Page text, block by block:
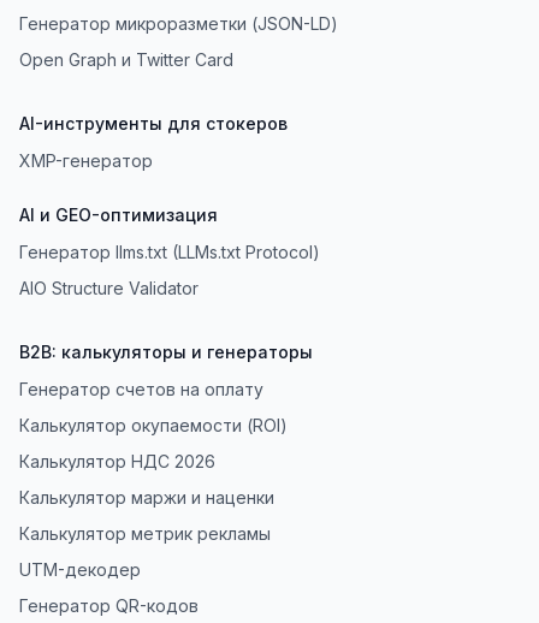
Генератор микроразметки (JSON-LD)
Open Graph и Twitter Card
AI-инструменты для стокеров
XMP-генератор
AI и GEO-оптимизация
Генератор llms.txt (LLMs.txt Protocol)
AIO Structure Validator
B2B: калькуляторы и генераторы
Генератор счетов на оплату
Калькулятор окупаемости (ROI)
Калькулятор НДС 2026
Калькулятор маржи и наценки
Калькулятор метрик рекламы
UTM-декодер
Генератор QR-кодов